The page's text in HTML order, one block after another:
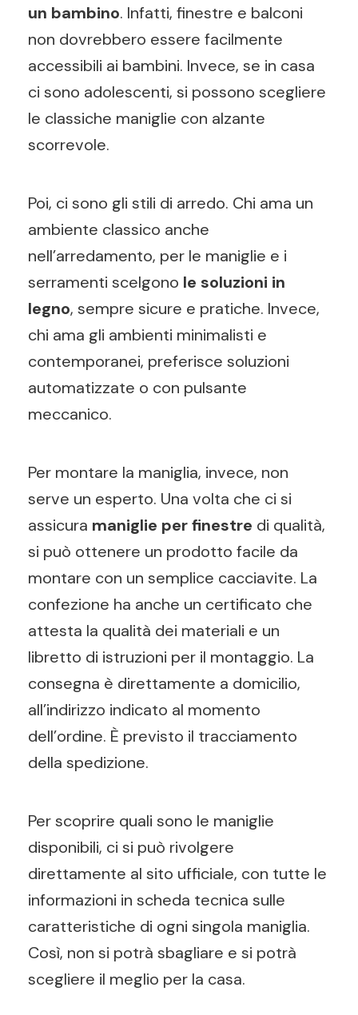
un bambino. Infatti, finestre e balconi
non dovrebbero essere facilmente
accessibili ai bambini. Invece, se in casa
ci sono adolescenti, si possono scegliere
le classiche maniglie con alzante
scorrevole.
Poi, ci sono gli stili di arredo. Chi ama un
ambiente classico anche
nell’arredamento, per le maniglie e i
serramenti scelgono le soluzioni in
legno, sempre sicure e pratiche. Invece,
chi ama gli ambienti minimalisti e
contemporanei, preferisce soluzioni
automatizzate o con pulsante
meccanico.
Per montare la maniglia, invece, non
serve un esperto. Una volta che ci si
assicura maniglie per finestre di qualità,
si può ottenere un prodotto facile da
montare con un semplice cacciavite. La
confezione ha anche un certificato che
attesta la qualità dei materiali e un
libretto di istruzioni per il montaggio. La
consegna è direttamente a domicilio,
all’indirizzo indicato al momento
dell’ordine. È previsto il tracciamento
della spedizione.
Per scoprire quali sono le maniglie
disponibili, ci si può rivolgere
direttamente al sito ufficiale, con tutte le
informazioni in scheda tecnica sulle
caratteristiche di ogni singola maniglia.
Così, non si potrà sbagliare e si potrà
scegliere il meglio per la casa.